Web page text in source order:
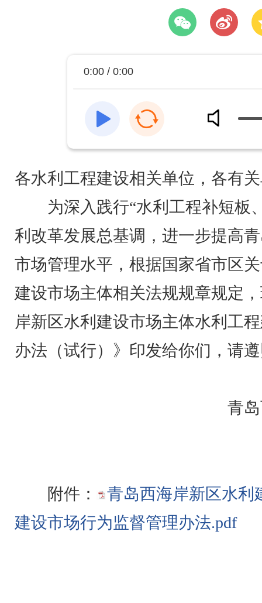
0:00 / 0:00
各水利工程建设相关单位，各有
为深入践行“水利工程补短板
利改革发展总基调，进一步提高
市场管理水平，根据国家省市区
建设市场主体相关法规规章规定
岸新区水利建设市场主体水利工
办法（试行）》印发给你们，请
青
附件：
青岛西海岸新区水利
建设市场行为监督管理办法.pdf